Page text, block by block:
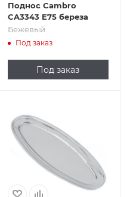
Поднос Cambro
CA3343 E75 береза
Бежевый
Под заказ
Под заказ